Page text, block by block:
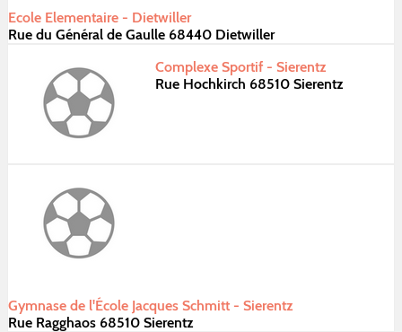
Ecole Elementaire - Dietwiller
Rue du Général de Gaulle 68440 Dietwiller
Complexe Sportif - Sierentz
Rue Hochkirch 68510 Sierentz
Gymnase de l'École Jacques Schmitt - Sierentz
Rue Ragghaos 68510 Sierentz